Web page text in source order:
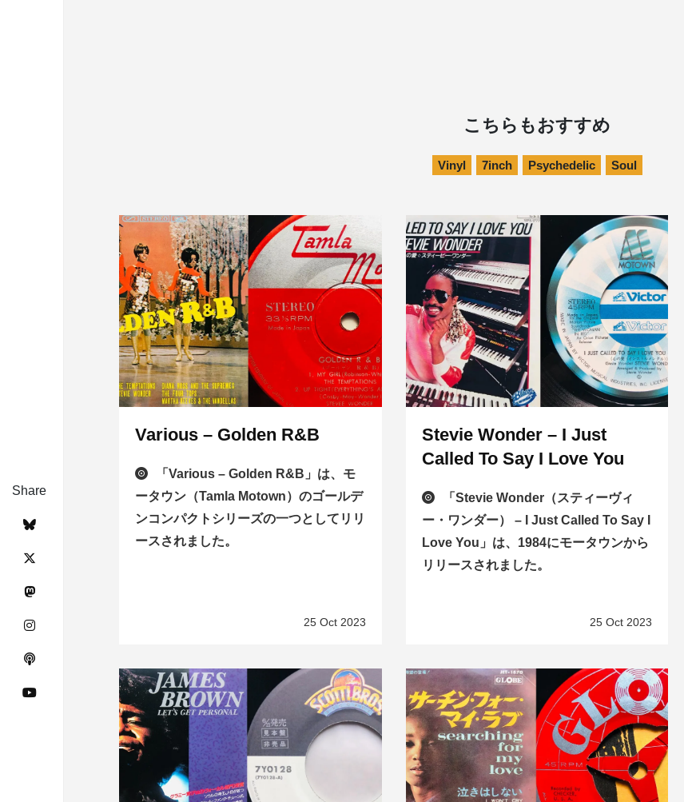
Share
こちらもおすすめ
Vinyl 7inch Psychedelic Soul
Various – Golden R&B
「Various – Golden R&B」は、モ
ータウン（Tamla Motown）のゴールデ
ンコンパクトシリーズの一つとしてリリ
ースされました。
25 Oct 2023
Stevie Wonder – I Just
Called To Say I Love You
「Stevie Wonder（スティーヴィ
ー・ワンダー） – I Just Called To Say I
Love You」は、1984にモータウンから
リリースされました。
25 Oct 2023